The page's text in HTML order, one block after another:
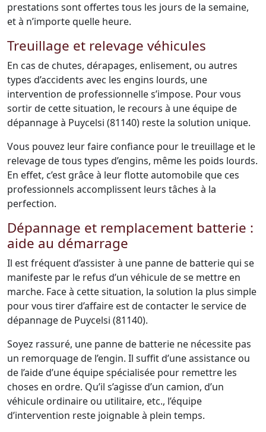
prestations sont offertes tous les jours de la semaine,
et à n’importe quelle heure.
Treuillage et relevage véhicules
En cas de chutes, dérapages, enlisement, ou autres
types d’accidents avec les engins lourds, une
intervention de professionnelle s’impose. Pour vous
sortir de cette situation, le recours à une équipe de
dépannage à Puycelsi (81140) reste la solution unique.
Vous pouvez leur faire confiance pour le treuillage et le
relevage de tous types d’engins, même les poids lourds.
En effet, c’est grâce à leur flotte automobile que ces
professionnels accomplissent leurs tâches à la
perfection.
Dépannage et remplacement batterie :
aide au démarrage
Il est fréquent d’assister à une panne de batterie qui se
manifeste par le refus d’un véhicule de se mettre en
marche. Face à cette situation, la solution la plus simple
pour vous tirer d’affaire est de contacter le service de
dépannage de Puycelsi (81140).
Soyez rassuré, une panne de batterie ne nécessite pas
un remorquage de l’engin. Il suffit d’une assistance ou
de l’aide d’une équipe spécialisée pour remettre les
choses en ordre. Qu’il s’agisse d’un camion, d’un
véhicule ordinaire ou utilitaire, etc., l’équipe
d’intervention reste joignable à plein temps.